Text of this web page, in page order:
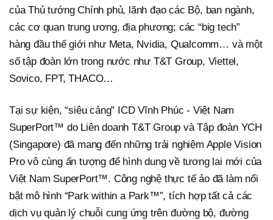
của Thủ tướng Chính phủ, lãnh đạo các Bộ, ban ngành,
các cơ quan trung ương, địa phương; các “big tech”
hàng đầu thế giới như Meta, Nvidia, Qualcomm… và một
số tập đoàn lớn trong nước như T&T Group, Viettel,
Sovico, FPT, THACO…
Tại sự kiện, “siêu cảng” ICD Vĩnh Phúc - Việt Nam
SuperPort™ do Liên doanh T&T Group và Tập đoàn YCH
(Singapore) đã mang đến những trải nghiệm Apple Vision
Pro vô cùng ấn tượng để hình dung về tương lai mới của
Việt Nam SuperPort™. Công nghệ thực tế ảo đã làm nổi
bật mô hình “Park within a Park™”, tích hợp tất cả các
dịch vụ quản lý chuỗi cung ứng trên đường bộ, đường